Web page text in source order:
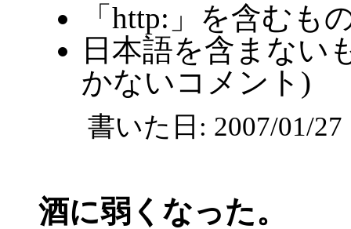
「http:」を含むも
日本語を含まない
かないコメント)
書いた日: 2007/01/
酒に弱くなった。